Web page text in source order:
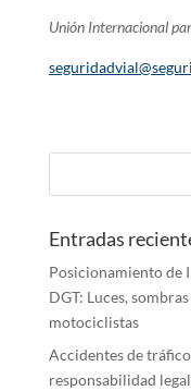
Unión Internacional
Entradas
Posicionamiento de
DGT: Luces,
motociclistas
Accidentes de
responsabilidad